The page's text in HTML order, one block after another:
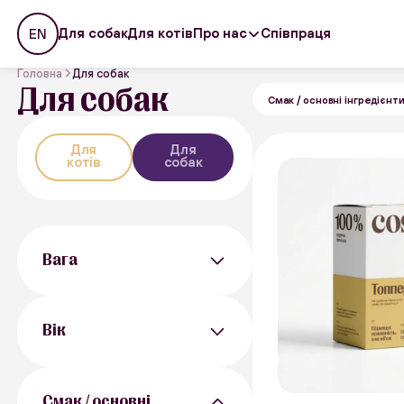
EN Для собакДля котівПро нас Співпраця
Головна Для собак
Для собак
Для
котів
Для
собак
Вага
30 г
Вік
Смак / основні